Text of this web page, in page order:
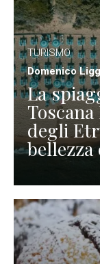
TURISMO
Domenico
La
degli
bellezza